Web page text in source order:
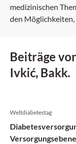
medizinischen
den
Beiträge
Ivkić, Bakk.
Weltdiabetestag
Versorgungsebene